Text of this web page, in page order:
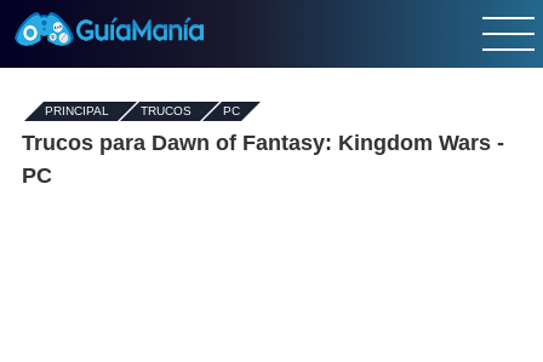
PRINCIPAL - TRUCOS- PC
Trucos para Dawn of Fantasy: Kingdom Wars -
PC